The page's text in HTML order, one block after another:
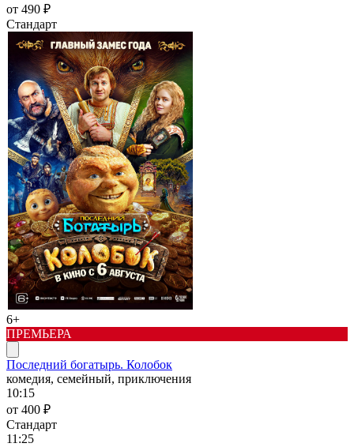
от 490 ₽
Стандарт
6+
ПРЕМЬЕРА
Последний богатырь. Колобок
комедия, семейный, приключения
10:15
от 400 ₽
Стандарт
11:25